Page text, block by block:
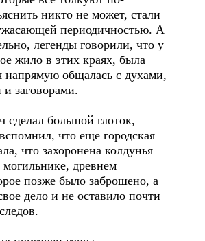
никто не может, стали
периодичностью. А
легенды говорили, что у
жило в этих краях, была
напрямую общалась с духами,
и заговорами.
сделал большой глоток,
что еще городская
что захоронена колдунья
древнем
позже было заброшено, а
дело и не оставило почти